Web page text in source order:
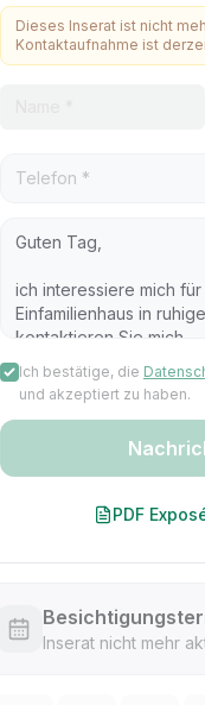
Dieses Inserat ist nicht
Kontaktaufnahme ist
Ich bestätige, die
und akzeptiert zu haben.
PDF
Inserat nicht mehr